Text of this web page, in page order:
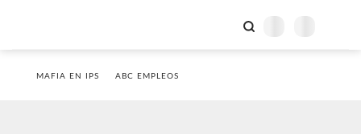
MAFIA EN IPS ABC EMPLEOS